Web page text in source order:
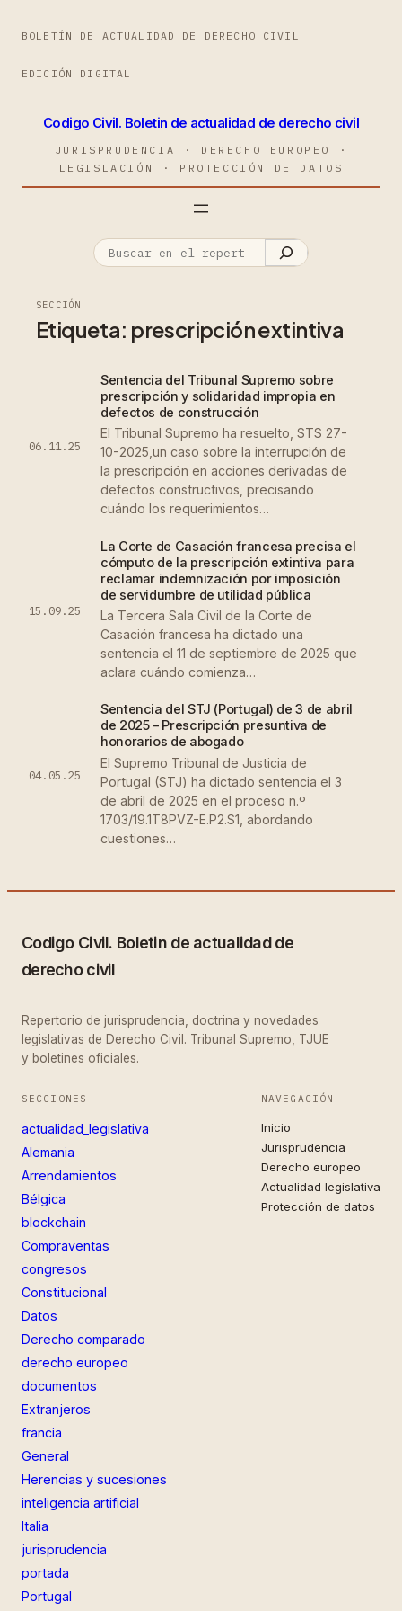
BOLETÍN DE ACTUALIDAD DE DERECHO CIVIL
EDICIÓN DIGITAL
Codigo Civil. Boletin de actualidad de derecho civil
JURISPRUDENCIA · DERECHO EUROPEO ·
LEGISLACIÓN · PROTECCIÓN DE DATOS
SECCIÓN
Etiqueta: prescripción extintiva
06.11.25
Sentencia del Tribunal Supremo sobre
prescripción y solidaridad impropia en
defectos de construcción
El Tribunal Supremo ha resuelto, STS 27-
10-2025,un caso sobre la interrupción de
la prescripción en acciones derivadas de
defectos constructivos, precisando
cuándo los requerimientos…
15.09.25
La Corte de Casación francesa precisa el
cómputo de la prescripción extintiva para
reclamar indemnización por imposición
de servidumbre de utilidad pública
La Tercera Sala Civil de la Corte de
Casación francesa ha dictado una
sentencia el 11 de septiembre de 2025 que
aclara cuándo comienza…
04.05.25
Sentencia del STJ (Portugal) de 3 de abril
de 2025 – Prescripción presuntiva de
honorarios de abogado
El Supremo Tribunal de Justicia de
Portugal (STJ) ha dictado sentencia el 3
de abril de 2025 en el proceso n.º
1703/19.1T8PVZ-E.P2.S1, abordando
cuestiones…
Codigo Civil. Boletin de actualidad de
derecho civil
Repertorio de jurisprudencia, doctrina y novedades
legislativas de Derecho Civil. Tribunal Supremo, TJUE
y boletines oficiales.
SECCIONES
actualidad_legislativa
Alemania
Arrendamientos
Bélgica
blockchain
Compraventas
congresos
Constitucional
Datos
Derecho comparado
derecho europeo
documentos
Extranjeros
francia
General
Herencias y sucesiones
inteligencia artificial
Italia
jurisprudencia
portada
Portugal
NAVEGACIÓN
Inicio
Jurisprudencia
Derecho europeo
Actualidad legislativa
Protección de datos